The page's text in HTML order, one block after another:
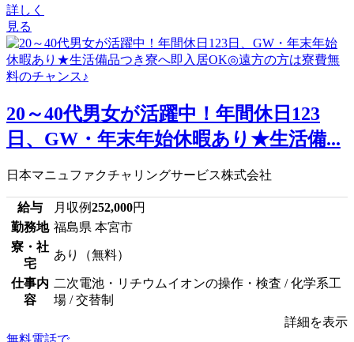
詳しく
見る
20～40代男女が活躍中！年間休日123
日、GW・年末年始休暇あり★生活備...
日本マニュファクチャリングサービス株式会社
給与 月収例252,000円
勤務地 福島県 本宮市
寮・社
宅
あり（無料）
仕事内
容
二次電池・リチウムイオンの操作・検査 / 化学系工
場 / 交替制
詳細を表示
無料電話で